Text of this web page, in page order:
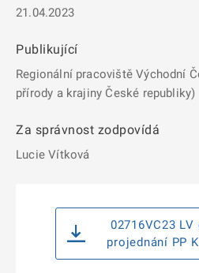
21.04.2023
Publikující
Regionální pracoviště Východní
přírody a krajiny České republiky)
Za správnost zodpovídá
Lucie Vítková
02716VC23
projednání PP